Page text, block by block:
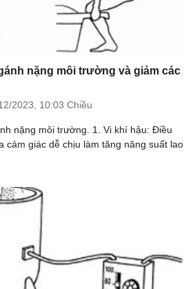
nặng môi trường và giảm các
2023, 10:03 Chiều
nặng môi trường. 1. Vi khí hậu: Điều
cảm giác dễ chịu làm tăng năng suất lao